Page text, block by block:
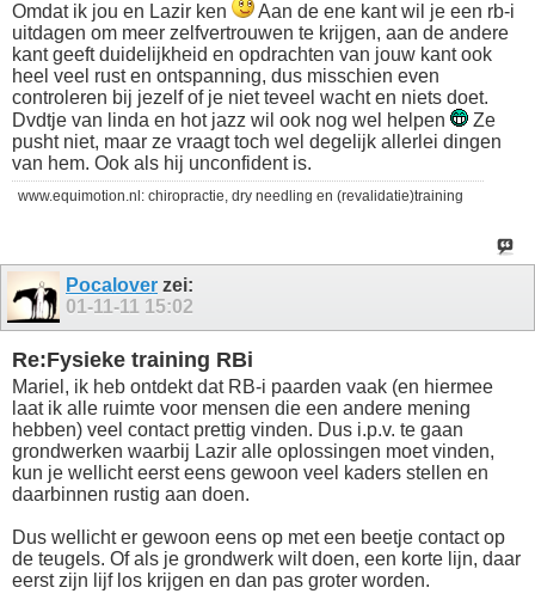
Omdat ik jou en Lazir ken
Aan de ene kant wil je een rb-i
uitdagen om meer zelfvertrouwen te krijgen, aan de andere
kant geeft duidelijkheid en opdrachten van jouw kant ook
heel veel rust en ontspanning, dus misschien even
controleren bij jezelf of je niet teveel wacht en niets doet.
Dvdtje van linda en hot jazz wil ook nog wel helpen
Ze
pusht niet, maar ze vraagt toch wel degelijk allerlei dingen
van hem. Ook als hij unconfident is.
www.equimotion.nl: chiropractie, dry needling en (revalidatie)training
Pocalover zei:
01-11-11 15:02
Re:Fysieke training RBi
Mariel, ik heb ontdekt dat RB-i paarden vaak (en hiermee
laat ik alle ruimte voor mensen die een andere mening
hebben) veel contact prettig vinden. Dus i.p.v. te gaan
grondwerken waarbij Lazir alle oplossingen moet vinden,
kun je wellicht eerst eens gewoon veel kaders stellen en
daarbinnen rustig aan doen.
Dus wellicht er gewoon eens op met een beetje contact op
de teugels. Of als je grondwerk wilt doen, een korte lijn, daar
eerst zijn lijf los krijgen en dan pas groter worden.